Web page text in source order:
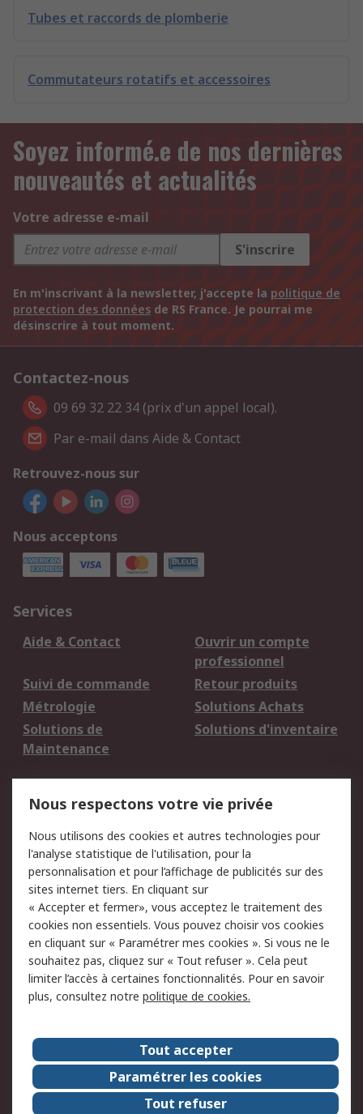
Tubes et raccords de plomberie
Commutateurs rotatifs et accessoires
Soyez informé.e de nos dernières
nouveautés et actualités
Votre adresse e-mail
S'inscrire
En m'inscrivant à la newsletter, j'accepte la politique de
protection des données de RS France. Je pourrai me
désinscrire à tout moment.
Contactez-nous
09 69 32 22 34 (prix d'un appel local).
Par e-mail dans Aide & Contact
Retrouvez-nous sur
Nous acceptons
Services
Aide & Contact
Ouvrir un compte
professionnel
Suivi de commande
Retour produits
Métrologie
Solutions Achats
Solutions de
Maintenance
Solutions d'inventaire
du site
Politique de protection
des données - Mise à
jour
Sécurité des E-mails
Conditions générales
de vente
Politique anti-
corruption
Campagnes marketing
A propos de RS
A propos de RS France
Evénements
Le groupe RS Group Plc
Presse
RS dans le monde
Démarche RSE
RS Particuliers
Nous respectons votre vie privée
Nous utilisons des cookies et autres technologies pour
l'analyse statistique de l'utilisation, pour la
personnalisation et pour l’affichage de publicités sur des
sites internet tiers. En cliquant sur
« Accepter et fermer», vous acceptez le traitement des
cookies non essentiels. Vous pouvez choisir vos cookies
en cliquant sur « Paramétrer mes cookies ». Si vous ne le
souhaitez pas, cliquez sur « Tout refuser ». Cela peut
limiter l’accès à certaines fonctionnalités. Pour en savoir
plus, consultez notre politique de cookies.
Tout accepter
Paramétrer les cookies
Tout refuser